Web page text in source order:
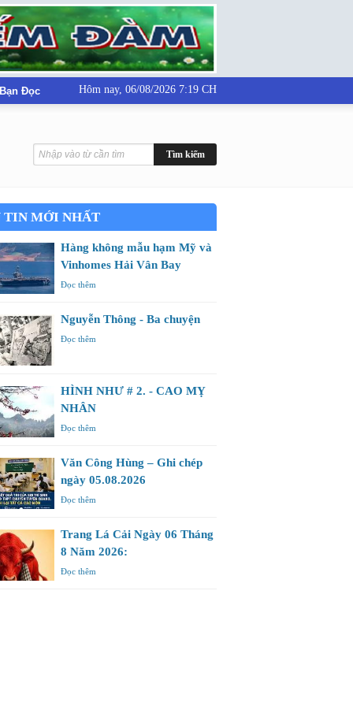
Đọc Hôm nay, 06/08/2026 7:19 CH
TIN MỚI NHẤT
Hàng không mẫu hạm Mỹ và
Vinhomes Hải Vân Bay
Đọc thêm
Nguyễn Thông - Ba chuyện
Đọc thêm
HÌNH NHƯ # 2. - CAO MỴ
NHÂN
Đọc thêm
Văn Công Hùng – Ghi chép
ngày 05.08.2026
Đọc thêm
Trang Lá Cải Ngày 06 Tháng
8 Năm 2026:
Đọc thêm